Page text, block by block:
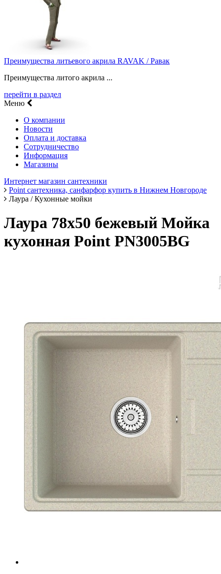
Преимущества литьевого акрила RAVAK / Равак
Преимущества литого акрила ...
перейти в раздел
Меню
О компании
Новости
Оплата и доставка
Сотрудничество
Информация
Магазины
Интернет магазин сантехники
Point сантехника, санфарфор купить в Нижнем Новгороде
Лаура / Кухонные мойки
Лаура 78х50 бежевый Мойка
кухонная Point PN3005BG